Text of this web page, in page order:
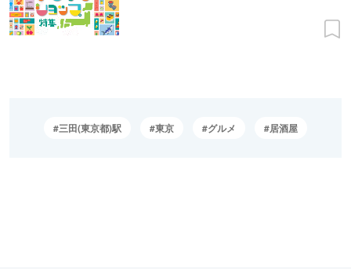
三田(東京都)駅 東京 グルメ 居酒屋